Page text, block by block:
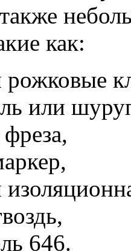
как:
рожковые
или
646.